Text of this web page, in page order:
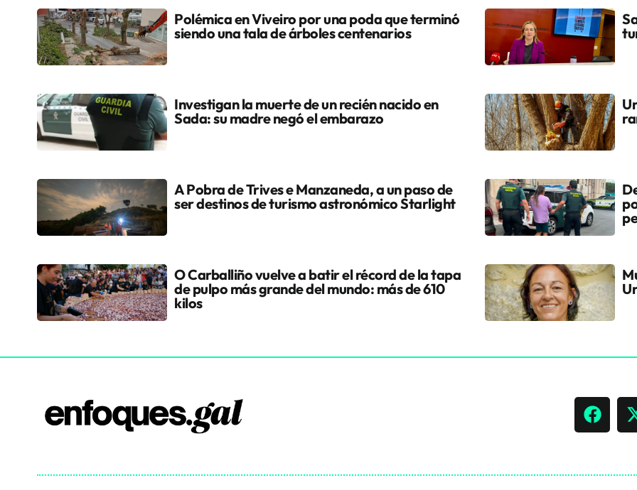
Polémica en Viveiro por una poda que terminó
siendo una tala de árboles centenarios
Investigan la muerte de un recién nacido en
Sada: su madre negó el embarazo
A Pobra de Trives e Manzaneda, a un paso de
ser destinos de turismo astronómico Starlight
O Carballiño vuelve a batir el récord de la tapa
de pulpo más grande del mundo: más de 610
kilos